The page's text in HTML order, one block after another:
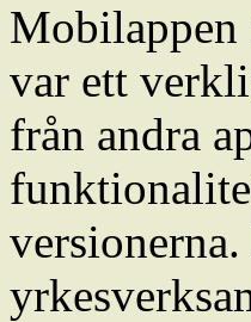
var ett
från andra